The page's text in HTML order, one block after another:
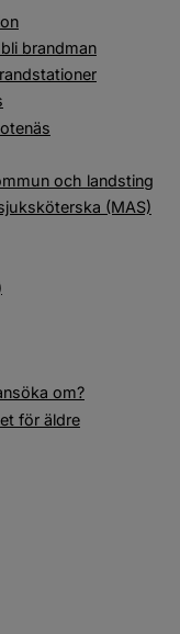
brandman
och landsting
(MAS)
om?
för äldre